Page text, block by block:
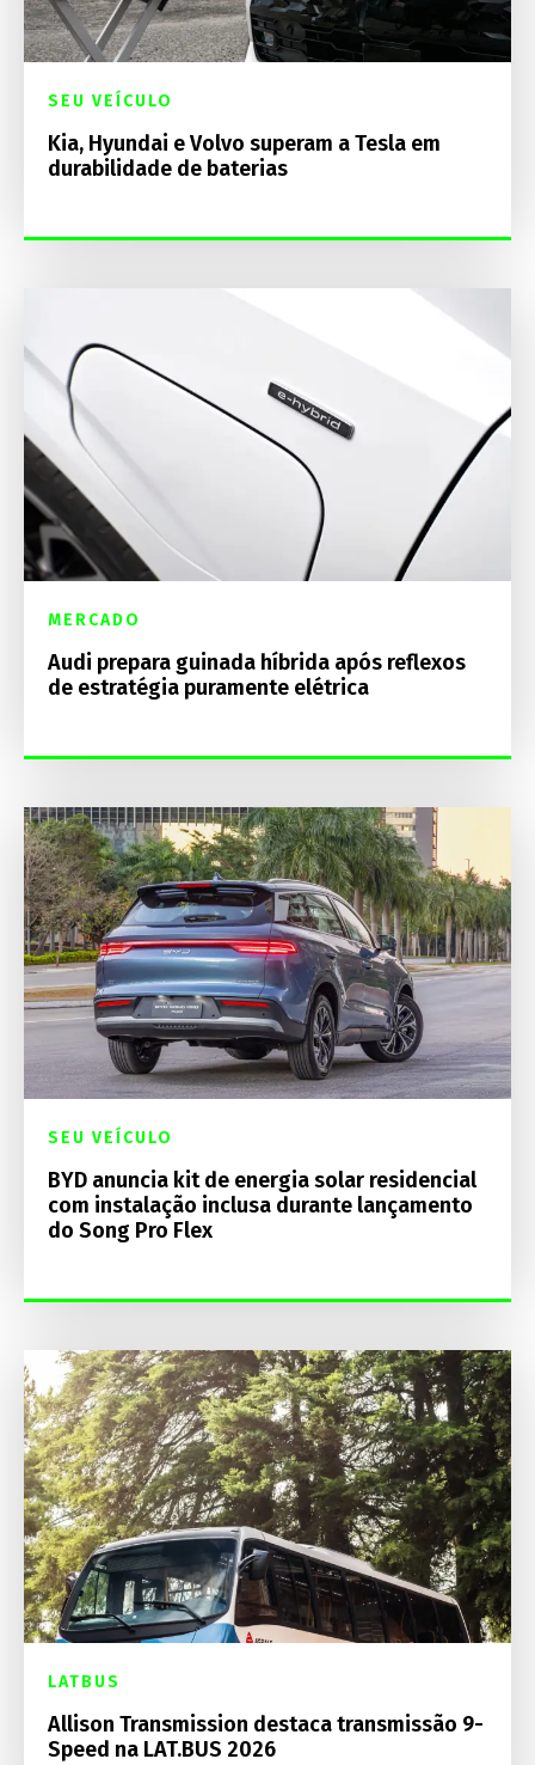
SEU VEÍCULO
Kia, Hyundai e Volvo superam a Tesla em
durabilidade de baterias
MERCADO
Audi prepara guinada híbrida após reflexos
de estratégia puramente elétrica
SEU VEÍCULO
BYD anuncia kit de energia solar residencial
com instalação inclusa durante lançamento
do Song Pro Flex
LATBUS
Allison Transmission destaca transmissão 9-
Speed na LAT.BUS 2026